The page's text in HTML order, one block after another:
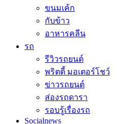
ขนมเค้ก
กับข้าว
อาหารคลีน
รถ
รีวิวรถยนต์
พริตตี้ มอเตอร์โชว์
ข่าวรถยนต์
ส่องรถดารา
รอบรู้เรื่องรถ
Socialnews